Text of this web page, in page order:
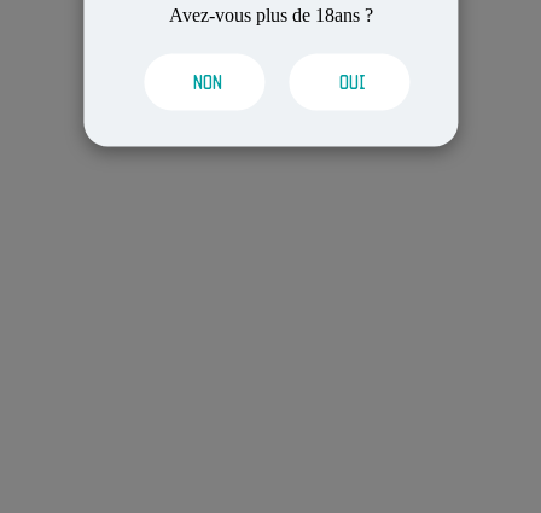
Avez-vous plus de 18ans ?
NON OUI